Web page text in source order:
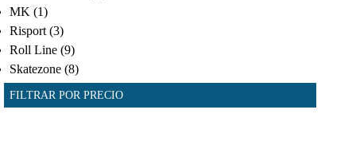
MK (1)
Risport (3)
Roll Line (9)
Skatezone (8)
FILTRAR POR PRECIO